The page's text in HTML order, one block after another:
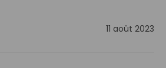
11 août 2023